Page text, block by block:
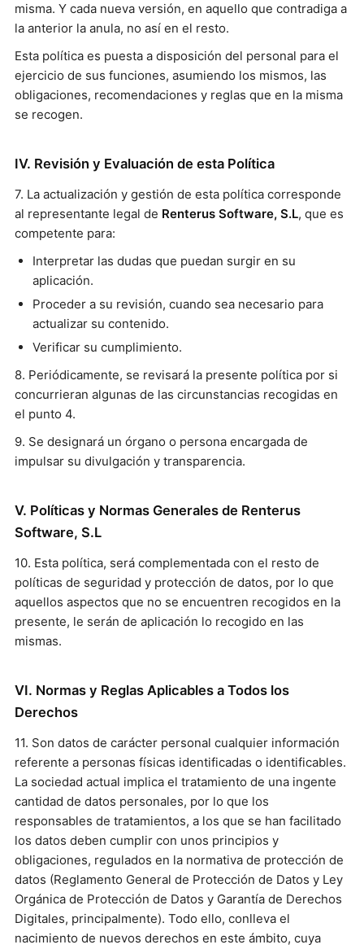
misma. Y cada nueva versión, en aquello que contradiga a
la anterior la anula, no así en el resto.
Esta política es puesta a disposición del personal para el
ejercicio de sus funciones, asumiendo los mismos, las
obligaciones, recomendaciones y reglas que en la misma
se recogen.
IV. Revisión y Evaluación de esta Política
7. La actualización y gestión de esta política corresponde
al representante legal de Renterus Software, S.L, que es
competente para:
Interpretar las dudas que puedan surgir en su
aplicación.
Proceder a su revisión, cuando sea necesario para
actualizar su contenido.
Verificar su cumplimiento.
8. Periódicamente, se revisará la presente política por si
concurrieran algunas de las circunstancias recogidas en
el punto 4.
9. Se designará un órgano o persona encargada de
impulsar su divulgación y transparencia.
V. Políticas y Normas Generales de Renterus
Software, S.L
10. Esta política, será complementada con el resto de
políticas de seguridad y protección de datos, por lo que
aquellos aspectos que no se encuentren recogidos en la
presente, le serán de aplicación lo recogido en las
mismas.
VI. Normas y Reglas Aplicables a Todos los
Derechos
11. Son datos de carácter personal cualquier información
referente a personas físicas identificadas o identificables.
La sociedad actual implica el tratamiento de una ingente
cantidad de datos personales, por lo que los
responsables de tratamientos, a los que se han facilitado
los datos deben cumplir con unos principios y
obligaciones, regulados en la normativa de protección de
datos (Reglamento General de Protección de Datos y Ley
Orgánica de Protección de Datos y Garantía de Derechos
Digitales, principalmente). Todo ello, conlleva el
nacimiento de nuevos derechos en este ámbito, cuya